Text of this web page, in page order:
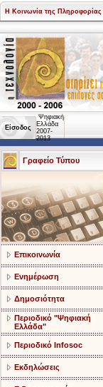
Η Κοινωνία της
Είσοδος
Ψηφιακή
Ελλάδα
2007-
2013
Γραφείο Τύπου
Επικοινωνία
Ενημέρωση
Δημοσιότητα
Περιοδικό "Ψηφιακή
Ελλάδα"
Περιοδικό Infosoc
Εκδηλώσεις